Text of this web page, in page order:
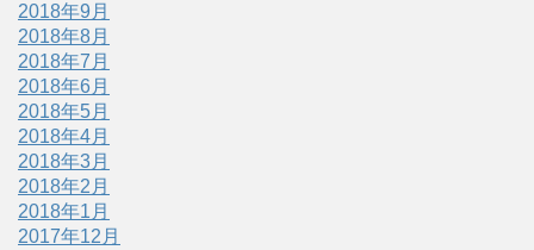
2018年9月
2018年8月
2018年7月
2018年6月
2018年5月
2018年4月
2018年3月
2018年2月
2018年1月
2017年12月